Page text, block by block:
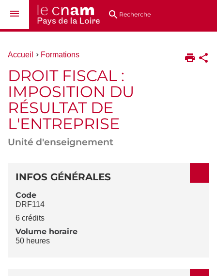
au
directsRecherche
Vous
ici :
Accueil Formations
DROIT FISCAL :
IMPOSITION DU
RÉSULTAT DE
L'ENTREPRISE
Unité d'enseignement
DÉTAILS
INFOS GÉNÉRALES
Code
DRF114
6 crédits
Volume horaire
50 heures